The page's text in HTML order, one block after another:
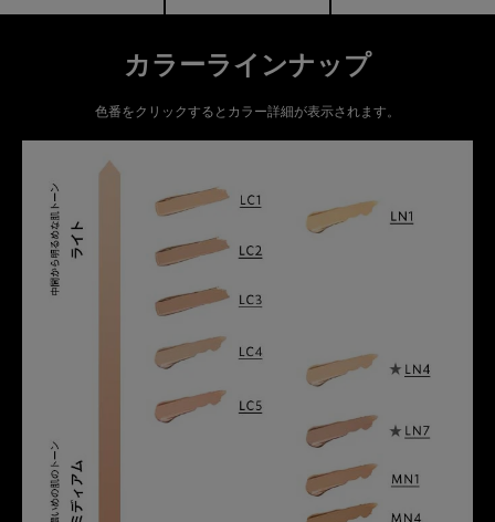
カラーラインナップ
色番をクリックするとカラー詳細が表示されます。